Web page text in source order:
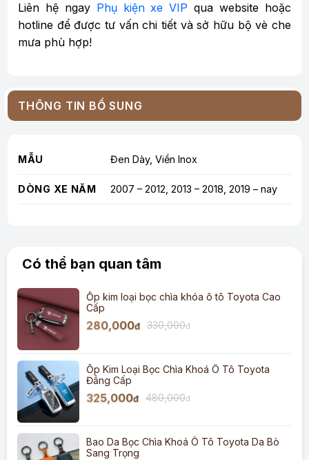
Liên hệ ngay Phụ kiện xe VIP qua website hoặc
hotline để được tư vấn chi tiết và sở hữu bộ vè che
mưa phù hợp!
THÔNG TIN BỔ SUNG
MẪU Đen Dày, Viền Inox
DÒNG XE NĂM 2007 – 2012, 2013 – 2018, 2019 – nay
Có thể bạn quan tâm
Ốp kim loại bọc chìa khóa ô tô Toyota Cao
Cấp
280,000đ 330,000đ
Ốp Kim Loại Bọc Chìa Khoá Ô Tô Toyota
Đẳng Cấp
325,000đ 480,000đ
Bao Da Bọc Chìa Khoá Ô Tô Toyota Da Bò
Sang Trọng